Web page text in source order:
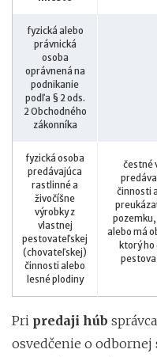
fyzická alebo
právnická
osoba
oprávnená na
podnikanie
podľa § 2 ods.
2 Obchodného
zákonníka
fyzická osoba
predávajúca
rastlinné a
živočíšne
výrobky z
vlastnej
pestovateľskej
(chovateľskej)
činnosti alebo
lesné plodiny
čestné
činnosti
alebo má
ktorý
Pri predaji húb
osvedčenie o odbornej